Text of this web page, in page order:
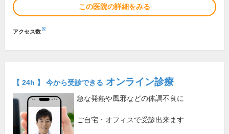
この医院の詳細をみる
アクセス数※
【 24h 】 今から受診できる オンライン診療
急な発熱や風邪などの体調不良に
ご自宅・オフィスで受診出来ます